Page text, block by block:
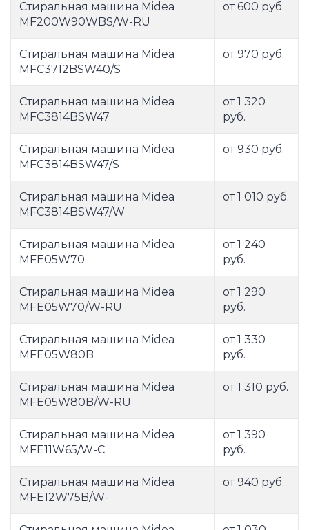
Стиральная машина Midea
MF200W90WBS/W-RU
от 600 руб.
Стиральная машина Midea
MFC3712BSW40/S
от 970 руб.
Стиральная машина Midea
MFC3814BSW47
от 1 320
руб.
Стиральная машина Midea
MFC3814BSW47/S
от 930 руб.
Стиральная машина Midea
MFC3814BSW47/W
от 1 010 руб.
Стиральная машина Midea
MFE05W70
от 1 240
руб.
Стиральная машина Midea
MFE05W70/W-RU
от 1 290
руб.
Стиральная машина Midea
MFE05W80B
от 1 330
руб.
Стиральная машина Midea
MFE05W80B/W-RU
от 1 310 руб.
Стиральная машина Midea
MFE11W65/W-C
от 1 390
руб.
Стиральная машина Midea
MFE12W75B/W-
от 940 руб.